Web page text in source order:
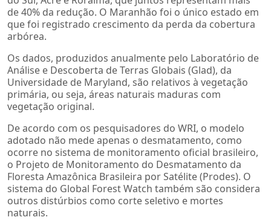
de 40% da redução. O Maranhão foi o único estado em
que foi registrado crescimento da perda da cobertura
arbórea.
Os dados, produzidos anualmente pelo Laboratório de
Análise e Descoberta de Terras Globais (Glad), da
Universidade de Maryland, são relativos à vegetação
primária, ou seja, áreas naturais maduras com
vegetação original.
De acordo com os pesquisadores do WRI, o modelo
adotado não mede apenas o desmatamento, como
ocorre no sistema de monitoramento oficial brasileiro,
o Projeto de Monitoramento do Desmatamento da
Floresta Amazônica Brasileira por Satélite (Prodes). O
sistema do Global Forest Watch também são considera
outros distúrbios como corte seletivo e mortes
naturais.